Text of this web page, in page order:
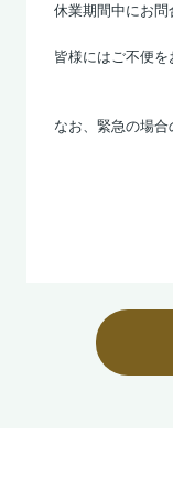
休業期間中にお問
皆様にはご不便
なお、緊急の場合